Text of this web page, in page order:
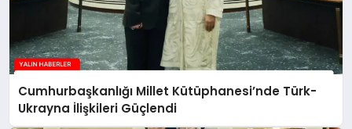
Cumhurbaşkanlığı Millet Kütüphanesi’nde Türk-
Ukrayna İlişkileri Güçlendi